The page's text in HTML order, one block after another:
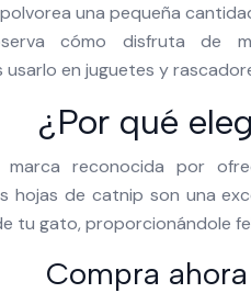
una pequeña
cómo disfruta de
usarlo en juguetes y
¿Por qué
marca reconocida por
hojas de catnip son una
tu gato, proporcionándole
Compra